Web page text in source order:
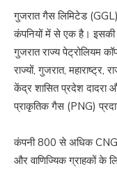
गुजरात गैस लिमिटेड
कंपनियों में से एक है। इसकी
गुजरात राज्य पेट्रोलियम
राज्यों, गुजरात,
केंद्र शासित प्रदेश दादरा
प्राकृतिक गैस (PNG)
कंपनी 800 से अधिक CNG
और वाणिज्यिक ग्राहकों के